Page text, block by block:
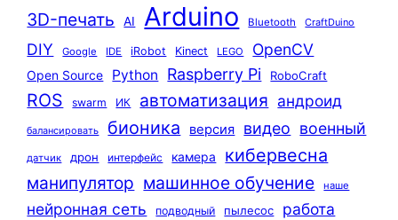
3D-печать AI Arduino Bluetooth CraftDuino
DIY Google IDE iRobot Kinect LEGO OpenCV
Open Source Python Raspberry Pi RoboCraft
ROS swarm ИК автоматизация андроид
балансировать бионика версия видео военный
датчик дрон интерфейс камера кибервесна
манипулятор машинное обучение наше
нейронная сеть подводный пылесос работа